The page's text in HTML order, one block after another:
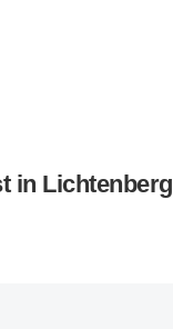
in Lichtenberg